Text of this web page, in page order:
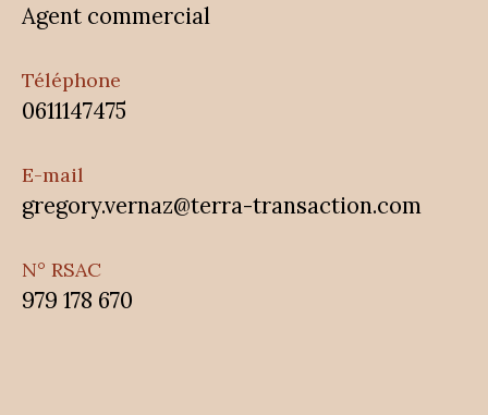
Agent commercial
Téléphone
0611147475
E-mail
gregory.vernaz@terra-transaction.com
N° RSAC
979 178 670